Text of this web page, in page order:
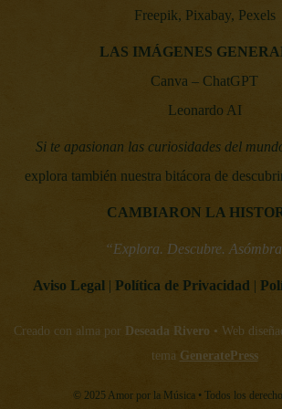
Freepik, Pixabay, Pexels
LAS IMÁGENES
Canva – ChatGPT
Leonardo AI
Si te apasionan las curiosidades del
explora también nuestra bitácora de
CAMBIARON LA
“Explora. Descubre.
Aviso Legal | Política de Privacidad |
Creado con alma por Deseada Rivero • Web
tema GeneratePress
© 2025 Amor por la Música • Todos los